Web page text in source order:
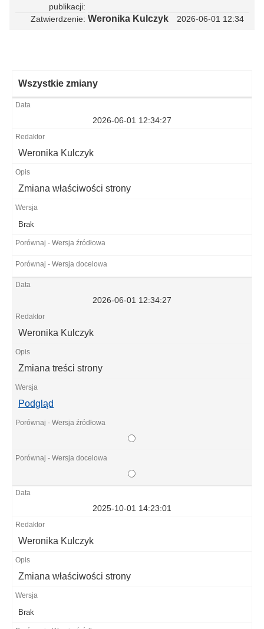
publikacji
Zatwierdzenie Weronika Kulczyk 2026-06-01 12:34
Wszystkie zmiany
2026-06-01 12:34:27
Weronika Kulczyk
Zmiana właściwości strony
Brak
2026-06-01 12:34:27
Weronika Kulczyk
Zmiana treści strony
Podgląd
2025-10-01 14:23:01
Weronika Kulczyk
Zmiana właściwości strony
Brak